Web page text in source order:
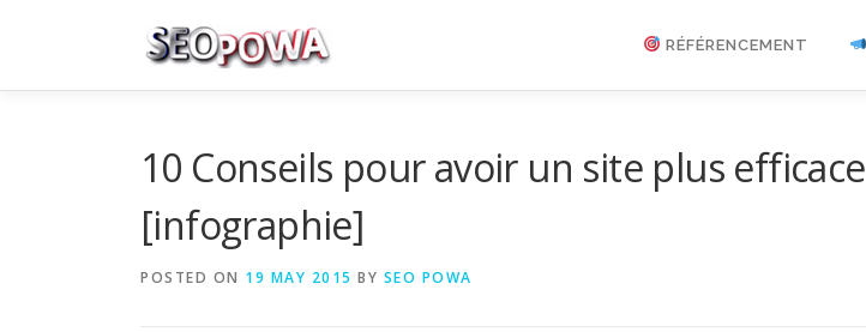
RÉFÉRENCEMENT
10 Conseils pour avoir un site plus efficace
[infographie]
POSTED ON 19 MAY 2015 BY SEO POWA